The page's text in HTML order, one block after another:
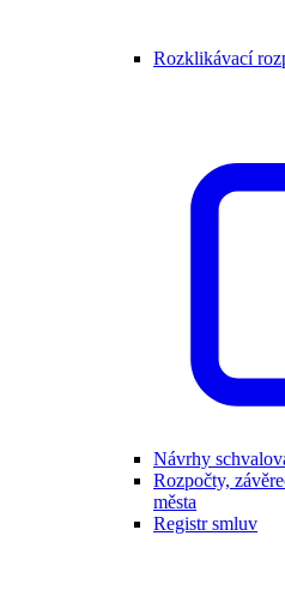
Rozklikávací
Návrhy
Rozpočty,
města
Registr smluv